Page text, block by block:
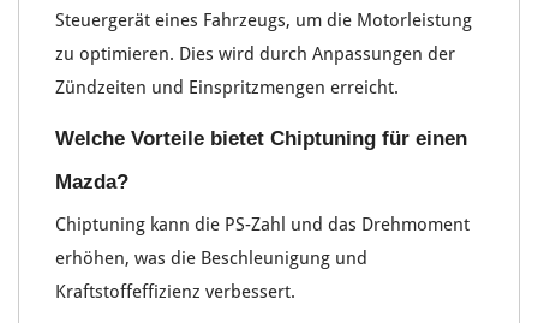
Steuergerät eines Fahrzeugs, um die Motorleistung
zu optimieren. Dies wird durch Anpassungen der
Zündzeiten und Einspritzmengen erreicht.
Welche Vorteile bietet Chiptuning für einen
Mazda?
Chiptuning kann die PS-Zahl und das Drehmoment
erhöhen, was die Beschleunigung und
Kraftstoffeffizienz verbessert.